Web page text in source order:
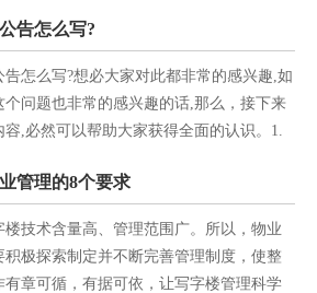
易、过
告怎么写?
告怎么写?想必大家对此都非常的感兴趣,如
个问题也非常的感兴趣的话,那么，接下来
容,必然可以帮助大家获得全面的认识。1.
管理的8个要求
楼技术含量高、管理范围广。所以，物业
积极探索制定并不断完善管理制度，使整
有章可循，有据可依，让写字楼管理科学